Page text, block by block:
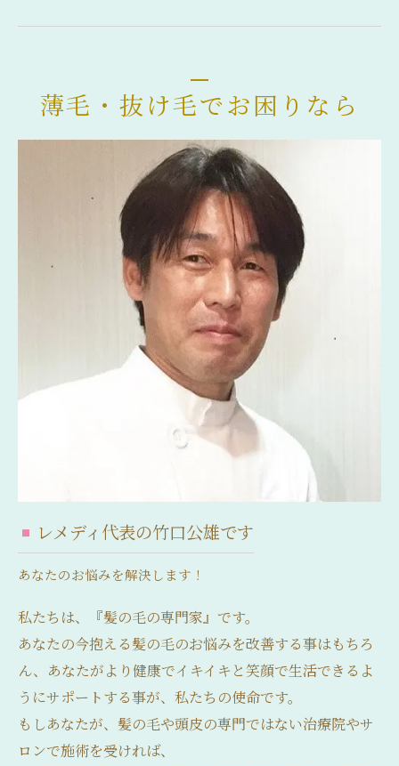
薄毛・抜け毛でお困りなら
レメディ代表の竹口公雄です
あなたのお悩みを解決します！​
私たちは、『髪の毛の専門家』です。
あなたの今抱える髪の毛のお悩みを改善する事はもちろ
ん、あなたがより健康でイキイキと笑顔で生活できるよ
うにサポートする事が、私たちの使命です。
もしあなたが、髪の毛や頭皮の専門ではない治療院やサ
ロンで施術を受ければ、